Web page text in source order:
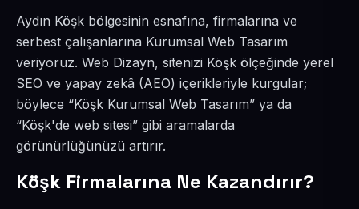
Aydın Köşk bölgesinin esnafına, firmalarına ve
serbest çalışanlarına Kurumsal Web Tasarım
veriyoruz. Web Dizayn, sitenizi Köşk ölçeğinde yerel
SEO ve yapay zekâ (AEO) içerikleriyle kurgular;
böylece “Köşk Kurumsal Web Tasarım” ya da
“Köşk'de web sitesi” gibi aramalarda
görünürlüğünüzü artırır.
Köşk Firmalarına Ne Kazandırır?